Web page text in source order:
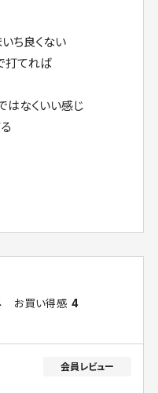
ち良くない
打てれば
はなくいい感じ
お買い得感 4